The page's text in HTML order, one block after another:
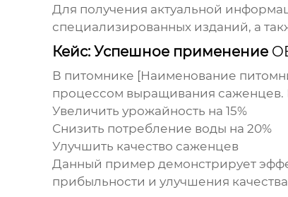
Для получения актуальной
специализированных изданий, а
Кейс: Успешное применение
В питомнике [Наименование
процессом выращивания саженцев.
Увеличить урожайность на 15%
Снизить потребление воды на 20%
Улучшить качество саженцев
Данный пример демонстрирует
прибыльности и улучшения